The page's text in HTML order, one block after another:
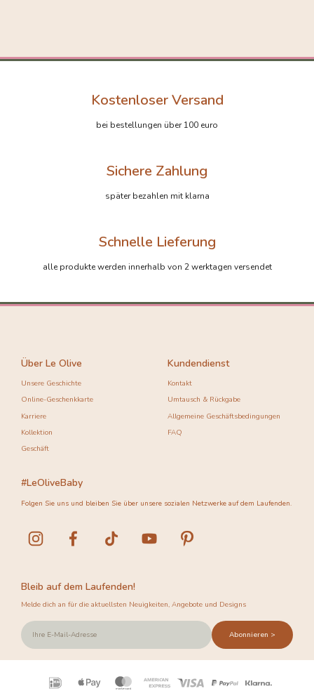
Kostenloser Versand
bei bestellungen über 100 euro
Sichere Zahlung
später bezahlen mit klarna
Schnelle Lieferung
alle produkte werden innerhalb von 2 werktagen versendet
Über Le Olive
Unsere Geschichte
Online-Geschenkkarte
Karriere
Kollektion
Geschäft
Kundendienst
Kontakt
Umtausch & Rückgabe
Allgemeine Geschäftsbedingungen
FAQ
Bleib auf dem Laufenden!
Melde dich an für die aktuellsten Neuigkeiten, Angebote und Designs
Abonnieren >
#LeOliveBaby
Folgen Sie uns und bleiben Sie über unsere sozialen Netzwerke auf dem Laufenden.
Zahlungsarten